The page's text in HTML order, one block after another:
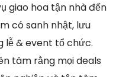
giao hoa tận nhà đến
có sanh nhật, lưu
lễ & event tổ chức.
tâm rằng mọi deals